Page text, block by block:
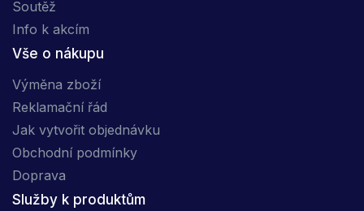
Soutěž
Info k akcím
Vše o nákupu
Výměna zboží
Reklamační řád
Jak vytvořit objednávku
Obchodní podmínky
Doprava
Služby k produktům